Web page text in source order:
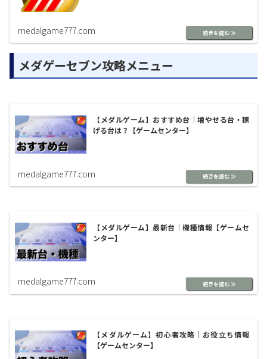
medalgame777.com
メダゲーセブン攻略メニュー
【メダルゲーム】おすすめ台｜増やせる台・稼
げる台は？【ゲームセンター】
medalgame777.com
【メダルゲーム】最新台｜機種情報【ゲームセ
ンター】
medalgame777.com
【メダルゲーム】初心者攻略｜お役立ち情報
【ゲームセンター】